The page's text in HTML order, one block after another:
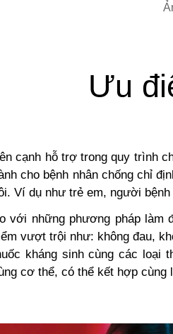
Ưu
cạnh hỗ trợ trong quy trình
cho bệnh nhân chống chỉ
Ví dụ như trẻ em, người
với những phương pháp làm
vượt trội như: không đau,
kháng sinh cùng các loại
cơ thể, có thể kết hợp cùng